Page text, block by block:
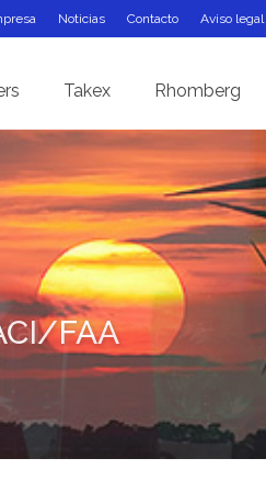
Noticias Contacto Aviso legal
Takex Rhomberg
FAA